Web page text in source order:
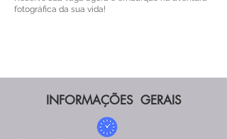
fotográfica da sua vida!
INFORMAÇÕES GERAIS